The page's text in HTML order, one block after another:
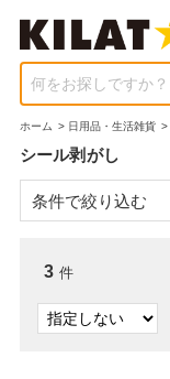
何をお探しですか？
ホーム > 日用品・生活雑貨 >
シール剥がし
条件で絞り込む
3 件